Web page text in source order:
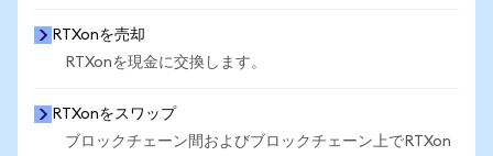
RTXonを売却
RTXonを現金に交換します。
RTXonをスワップ
ブロックチェーン間およびブロックチェーン上でRTXon